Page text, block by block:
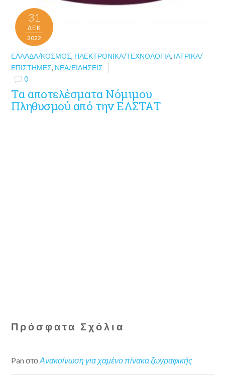
31
ΔΕΚ
2022
ΕΛΛΆΔΑ/ΚΌΣΜΟΣ, ΗΛΕΚΤΡΟΝΙΚΆ/ΤΕΧΝΟΛΟΓΊΑ, ΙΑΤΡΙΚΆ/
ΕΠΙΣΤΉΜΕΣ, ΝΈΑ/ΕΙΔΉΣΕΙΣ
0
Τα αποτελέσματα Νόμιμου
Πληθυσμού από την ΕΛΣΤΑΤ
Πρόσφατα Σχόλια
Pan στοΑνακοίνωση για χαμένο πίνακα ζωγραφικής